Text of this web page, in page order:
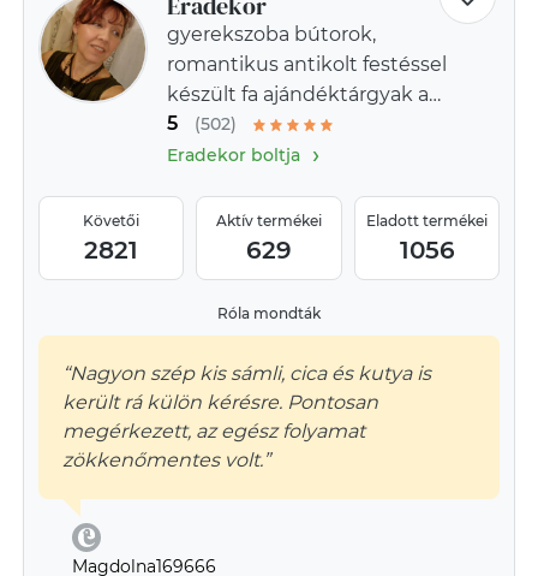
gyerekszoba bútorok,
romantikus antikolt festéssel
készült fa ajándéktárgyak a
provence-i stílus jegyében
5
(502)
Eradekor boltja›
Követői
2821
Aktív termékei
629
Eladott termékei
1056
Róla mondták
“Nagyon szép kis sámli, cica és kutya is
került rá külön kérésre. Pontosan
megérkezett, az egész folyamat
zökkenőmentes volt.”
Magdolna169666